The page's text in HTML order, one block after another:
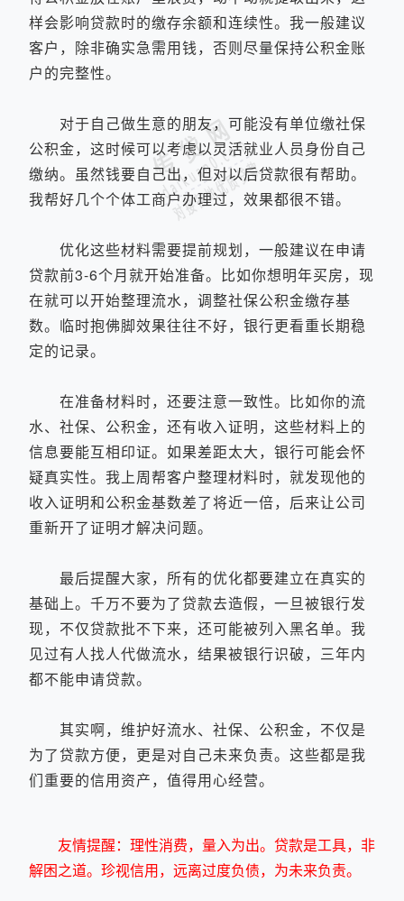
样会影响贷款时的缴存余额和连续性。我一般建议
客户，除非确实急需用钱，否则尽量保持公积金账
户的完整性。
对于自己做生意的朋友，可能没有单位缴社保
公积金，这时候可以考虑以灵活就业人员身份自己
缴纳。虽然钱要自己出，但对以后贷款很有帮助。
我帮好几个个体工商户办理过，效果都很不错。
优化这些材料需要提前规划，一般建议在申请
贷款前3-6个月就开始准备。比如你想明年买房，现
在就可以开始整理流水，调整社保公积金缴存基
数。临时抱佛脚效果往往不好，银行更看重长期稳
定的记录。
在准备材料时，还要注意一致性。比如你的流
水、社保、公积金，还有收入证明，这些材料上的
信息要能互相印证。如果差距太大，银行可能会怀
疑真实性。我上周帮客户整理材料时，就发现他的
收入证明和公积金基数差了将近一倍，后来让公司
重新开了证明才解决问题。
最后提醒大家，所有的优化都要建立在真实的
基础上。千万不要为了贷款去造假，一旦被银行发
现，不仅贷款批不下来，还可能被列入黑名单。我
见过有人找人代做流水，结果被银行识破，三年内
都不能申请贷款。
其实啊，维护好流水、社保、公积金，不仅是
为了贷款方便，更是对自己未来负责。这些都是我
们重要的信用资产，值得用心经营。
友情提醒：理性消费，量入为出。贷款是工具，非
解困之道。珍视信用，远离过度负债，为未来负责。